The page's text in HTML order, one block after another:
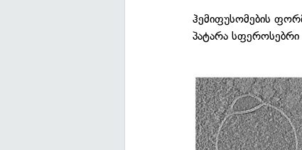
ჰემიფუსომების
პატარა